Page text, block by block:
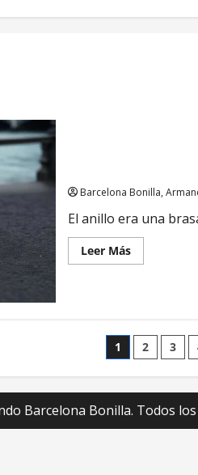
Barcelona Bonilla,
El anillo era una
Leer MásLeer
más
de
entradas
1 2 3
Barcelona Bonilla. Todos